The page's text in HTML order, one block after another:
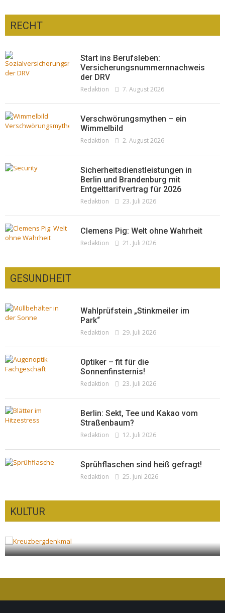
RECHT
Start ins Berufsleben:
Versicherungsnummernnachweis
der DRV
Redaktion 7. August 2026
Verschwörungsmythen – ein
Wimmelbild
Redaktion 2. August 2026
Sicherheitsdienstleistungen in
Berlin und Brandenburg mit
Entgelttarifvertrag für 2026
Redaktion 23. Juli 2026
Clemens Pig: Welt ohne Wahrheit
Redaktion 21. Juli 2026
GESUNDHEIT
Wahlprüfstein „Stinkmeiler im
Park“
Redaktion 29. Juli 2026
Optiker – fit für die
Sonnenfinsternis!
Redaktion 23. Juli 2026
Berlin: Sekt, Tee und Kakao vom
Straßenbaum?
Redaktion 12. Juli 2026
Sprühflaschen sind heiß gefragt!
Redaktion 25. Juni 2026
KULTUR
zeitgemäß?